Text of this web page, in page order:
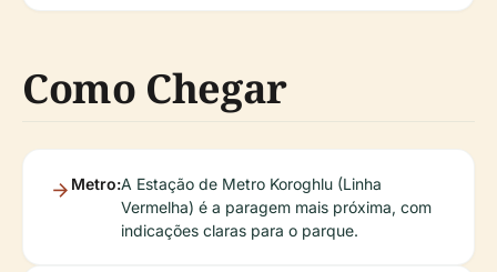
Como Chegar
Metro:A Estação de Metro Koroghlu (Linha
Vermelha) é a paragem mais próxima, com
indicações claras para o parque.